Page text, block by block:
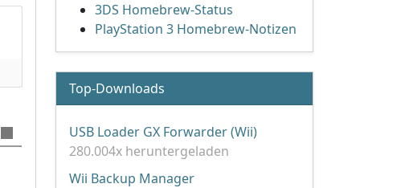
3DS Homebrew-Status
PlayStation 3 Homebrew-Notizen
Top-Downloads
USB Loader GX Forwarder (Wii)
280.004x heruntergeladen
Wii Backup Manager